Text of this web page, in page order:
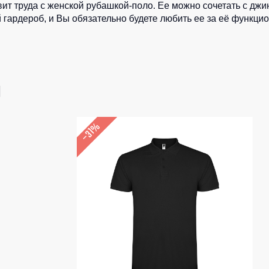
труда с женской рубашкой-поло. Ее можно сочетать с
и Вы обязательно будете любить ее за её
–31%